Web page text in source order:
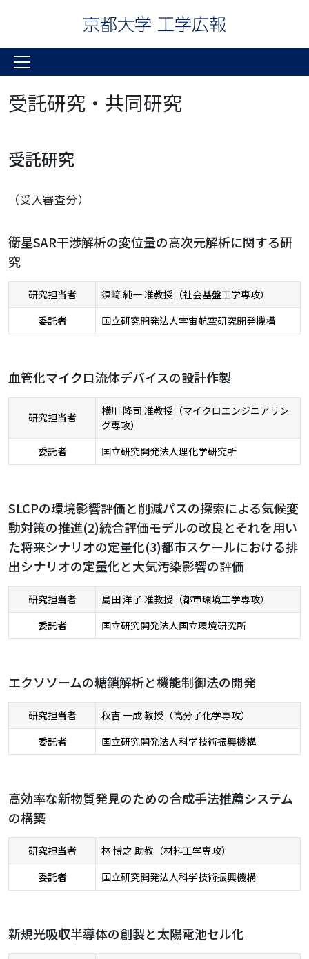
受託研究・共同研究
受託研究
（受入審査分）
衛星SAR干渉解析の変位量の高次元解析に関する研
究
研究担当者
須﨑 純一 准教授（社会基盤工学専攻）
委託者
国立研究開発法人宇宙航空研究開発機構
血管化マイクロ流体デバイスの設計作製
研究担当者
横川 隆司 准教授（マイクロエンジニアリン
グ専攻）
委託者
国立研究開発法人理化学研究所
SLCPの環境影響評価と削減パスの探索による気候変
動対策の推進(2)統合評価モデルの改良とそれを用い
た将来シナリオの定量化(3)都市スケールにおける排
出シナリオの定量化と大気汚染影響の評価
研究担当者
島田 洋子 准教授（都市環境工学専攻）
委託者
国立研究開発法人国立環境研究所
エクソソームの糖鎖解析と機能制御法の開発
研究担当者
秋吉 一成 教授（高分子化学専攻）
委託者
国立研究開発法人科学技術振興機構
高効率な新物質発見のための合成手法推薦システム
の構築
研究担当者
林 博之 助教（材料工学専攻）
委託者
国立研究開発法人科学技術振興機構
新規光吸収半導体の創製と太陽電池セル化